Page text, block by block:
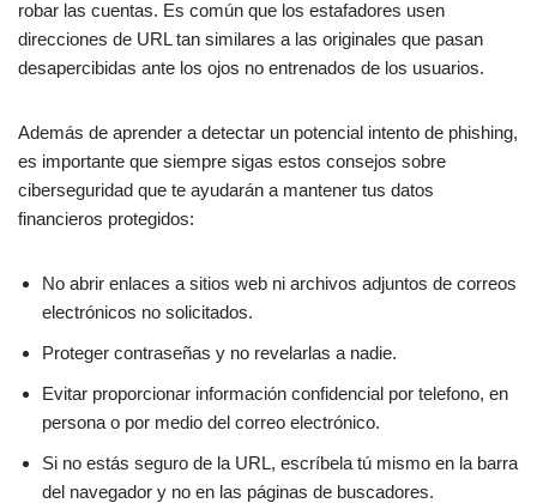
robar las cuentas. Es común que los estafadores usen
direcciones de URL tan similares a las originales que pasan
desapercibidas ante los ojos no entrenados de los usuarios.
Además de aprender a detectar un potencial intento de phishing,
es importante que siempre sigas estos consejos sobre
ciberseguridad que te ayudarán a mantener tus datos
financieros protegidos:
No abrir enlaces a sitios web ni archivos adjuntos de correos
electrónicos no solicitados.
Proteger contraseñas y no revelarlas a nadie.
Evitar proporcionar información confidencial por telefono, en
persona o por medio del correo electrónico.
Si no estás seguro de la URL, escríbela tú mismo en la barra
del navegador y no en las páginas de buscadores.